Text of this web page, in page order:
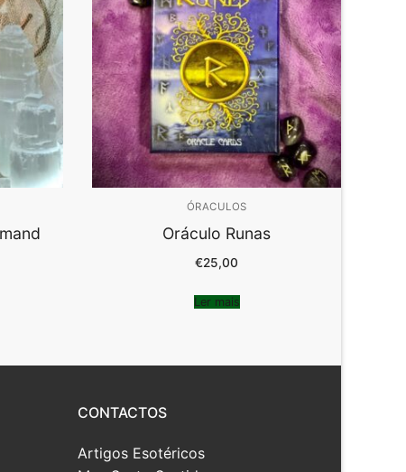
ÓRACULOS
Oráculo Runas
€25,00
Ler mais
CONTACTOS
Artigos Esotéricos